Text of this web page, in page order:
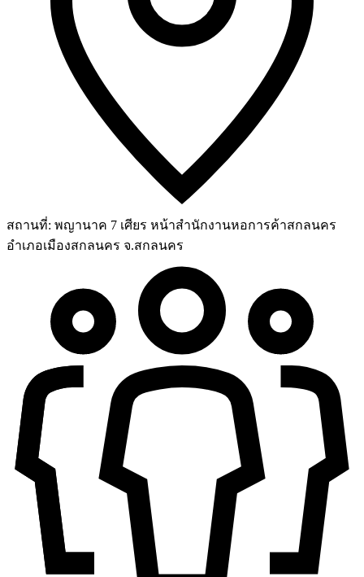
สถานที่: พญานาค 7 เศียร หน้าสำนักงานหอการค้าสกลนคร
อำเภอเมืองสกลนคร จ.สกลนคร